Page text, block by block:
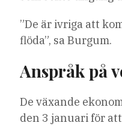
”De är ivriga att
flöda”, sa Burgum.
Anspråk på
De växande
den 3 januari för